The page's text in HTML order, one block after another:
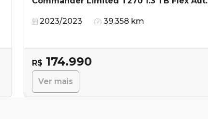
2023/2023 39.358 km
R$ 174.990
Ver mais